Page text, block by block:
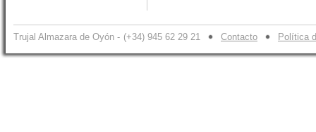
Trujal Almazara de Oyón - (+34) 945 62 29 21 Contacto Política